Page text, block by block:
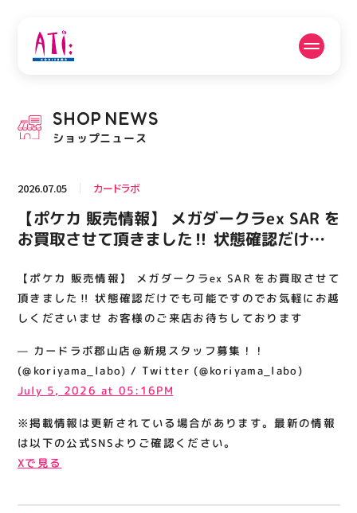
PICK UP NEWS
ピックアップニュース
フロアガイド 営業時間
ACCESS
アクセス・駐車場
RECRUIT
スタッフ募集
関連情報
お知らせ
お問い合わせ
プライバシーポリシー
運営会社
SHOP NEWS
ショップニュース
2026.07.05 カードラボ
【ポケカ 販売情報】 メガダークラex SAR を
お買取させて頂きました‼️ 状態確認だけで
お客様のご来店お待ちしております
【ポケカ 販売情報】 メガダークラex SAR をお買取させて
頂きました‼️ 状態確認だけでも可能ですのでお気軽にお越
しくださいませ お客様のご来店お待ちしております
— カードラボ郡山店＠新規スタッフ募集！！
(@koriyama_labo) / Twitter (@koriyama_labo)
July 5, 2026 at 05:16PM
※掲載情報は更新されている場合があります。最新の情報
は以下の公式SNSよりご確認ください。
Xで見る